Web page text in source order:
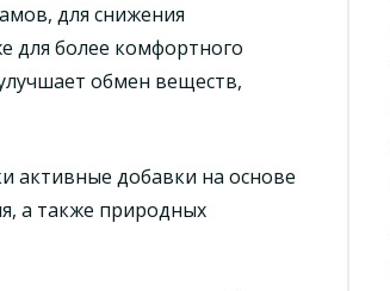
для снижения
для более комфортного
обмен веществ,
активные добавки на основе
а также природных